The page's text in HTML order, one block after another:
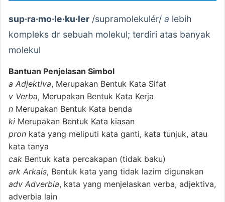
sup·ra·mo·le·ku·ler /supramolekulér/ a lebih
kompleks dr sebuah molekul; terdiri atas banyak
molekul
Bantuan Penjelasan Simbol
a Adjektiva, Merupakan Bentuk Kata Sifat
v Verba, Merupakan Bentuk Kata Kerja
n Merupakan Bentuk Kata benda
ki Merupakan Bentuk Kata kiasan
pron kata yang meliputi kata ganti, kata tunjuk, atau
kata tanya
cak Bentuk kata percakapan (tidak baku)
ark Arkais, Bentuk kata yang tidak lazim digunakan
adv Adverbia, kata yang menjelaskan verba, adjektiva,
adverbia lain